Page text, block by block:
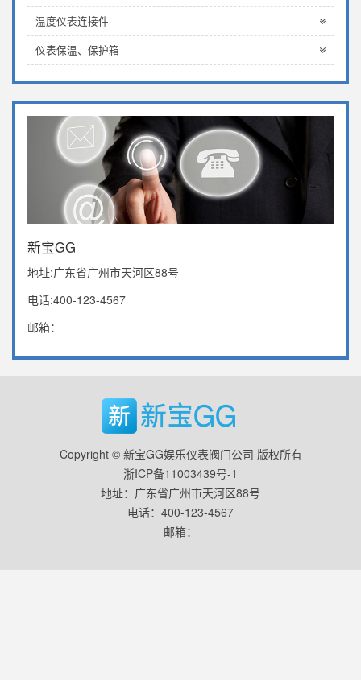
温度仪表连接件
仪表保温、保护箱
新宝GG
地址:广东省广州市天河区88号
电话:400-123-4567
邮箱：
Copyright © 新宝GG娱乐仪表阀门公司 版权所有
浙ICP备11003439号-1
地址：广东省广州市天河区88号
电话：400-123-4567
邮箱：